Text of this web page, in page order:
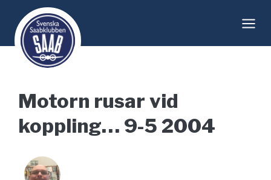
content
Motorn rusar vid
koppling… 9-5 2004